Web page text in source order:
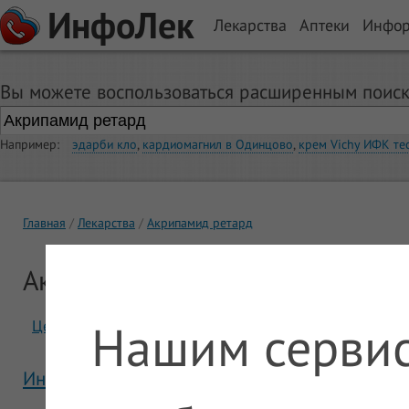
ИнфоЛек Лекарства Аптеки
Вы можете воспользоваться расширенным
Например: эдарби кло, кардиомагнил в Одинцово, крем Vichy ИФК
Главная Лекарства Акрипамид ретард
Акрипамид ретард
Цены Отзывы
Инструкция Акрипамид ретард
Нашим